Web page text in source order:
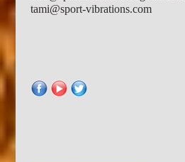
tami@sport-vibrations.com